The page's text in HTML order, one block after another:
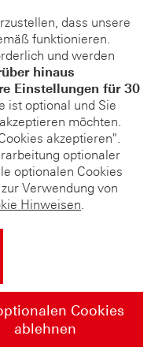
dass unsere
funktionieren.
und werden
hinaus
Einstellungen für 30
ist optional und Sie
möchten.
akzeptieren".
optionaler
optionalen Cookies
Verwendung von
Hinweisen.
Cookies
ablehnen